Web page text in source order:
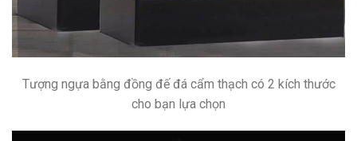
Tượng ngựa bằng đồng đế đá cẩm thạch có 2 kích thước
cho bạn lựa chọn